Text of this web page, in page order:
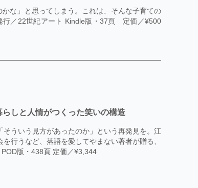
な」と思ってしまう。これは、そんな子育ての
行／22世紀アート Kindle版・37頁 定価／¥500
しと人情がつくった笑いの構造
ういう見方があったのか」という再発見を。江
行うなど、落語を愛してやまない著者が贈る、
版・438頁 定価／¥3,344